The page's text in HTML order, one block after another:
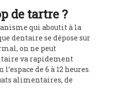
de tartre ?
qui aboutit à la
dentaire se dépose sur
on ne peut
va rapidement
de 6 à 12 heures.
alimentaires, de